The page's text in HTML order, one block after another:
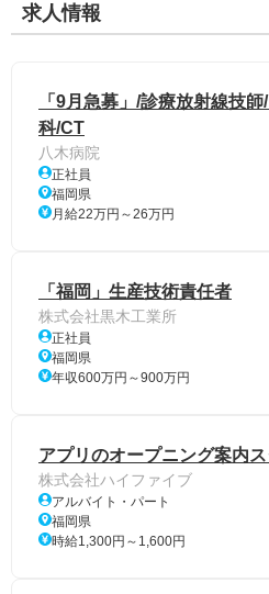
求人情報
「9月急募」/診療放射線技
科/CT
八木病院
正社員
福岡県
月給22万円～26万円
「福岡」生産技術責任者
株式会社黒木工業所
正社員
福岡県
年収600万円～900万円
アプリのオープニング案内
株式会社ハイファイブ
アルバイト・パート
福岡県
時給1,300円～1,600円